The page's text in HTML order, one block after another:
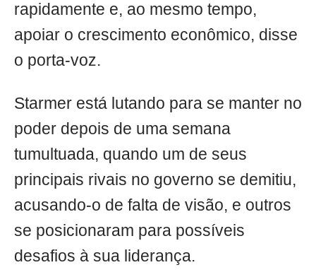
rapidamente e, ao mesmo tempo,
apoiar o crescimento econômico, disse
o porta-voz.
Starmer está lutando para se manter no
poder depois de uma semana
tumultuada, quando um de seus
principais rivais no governo se demitiu,
acusando-o de falta de visão, e outros
se posicionaram para possíveis
desafios à sua liderança.